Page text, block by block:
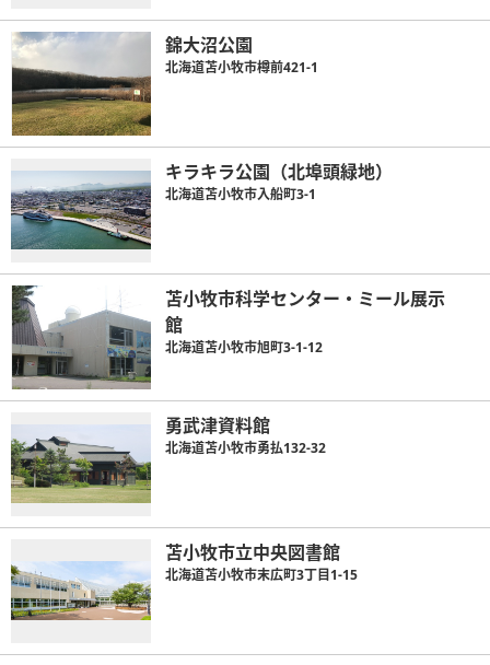
錦大沼公園
北海道苫小牧市樽前421-1
キラキラ公園（北埠頭緑地）
北海道苫小牧市入船町3-1
苫小牧市科学センター・ミール展示
館
北海道苫小牧市旭町3-1-12
勇武津資料館
北海道苫小牧市勇払132-32
苫小牧市立中央図書館
北海道苫小牧市末広町3丁目1-15